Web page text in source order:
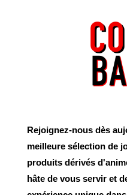
Rejoignez-nous dès
meilleure sélection de
produits dérivés
hâte de vous servir et